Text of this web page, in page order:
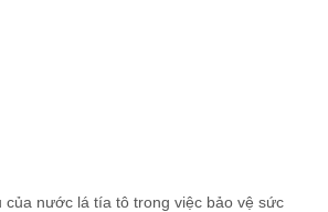
của nước lá tía tô trong việc bảo vệ sức